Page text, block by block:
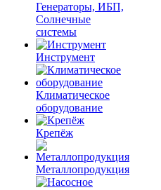
Генераторы, ИБП,
Солнечные
системы
Инструмент
Климатическое
оборудование
Крепёж
Металлопродукция